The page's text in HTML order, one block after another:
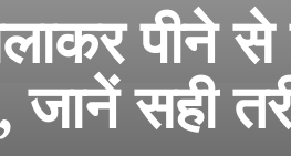
पीने
जानें सही